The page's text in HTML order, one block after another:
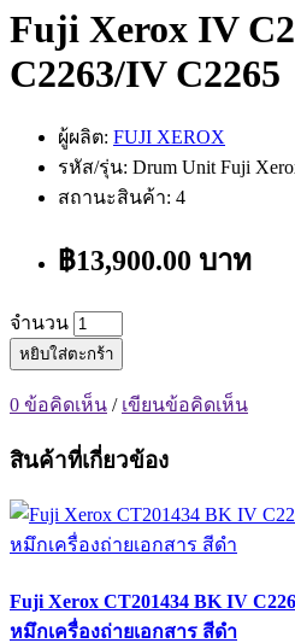
Fuji Xerox IV
C2263/IV C2265
ผู้ผลิต: FUJI XEROX
รหัส/รุ่น: Drum Unit Fuji
สถานะสินค้า: 4
฿13,900.00 บาท
จำนวน
หยิบใส่ตะกร้า
0 ข้อคิดเห็น / เขียนข้อคิดเห็น
สินค้าที่เกี่ยวข้อง
Fuji Xerox CT201434 BK IV
หมึกเครื่องถ่ายเอกสาร สีดำ